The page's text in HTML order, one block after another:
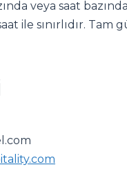
veya saat
ile sınırlıdır.